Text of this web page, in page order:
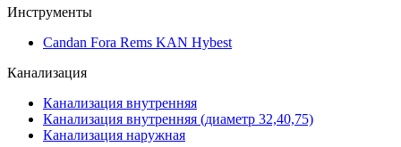
Инструменты
Candan Fora Rems KAN Hybest
Канализация
Канализация внутренняя
Канализация внутренняя (диаметр 32,40,75)
Канализация наружная